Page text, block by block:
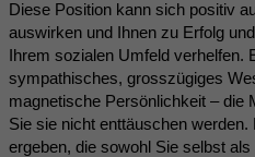
Diese Position kann sich positiv
auswirken und Ihnen zu Erfolg
Ihrem sozialen Umfeld verhelfen.
sympathisches, grosszügiges
magnetische Persönlichkeit – die
Sie sie nicht enttäuschen
ergeben, die sowohl Sie selbst